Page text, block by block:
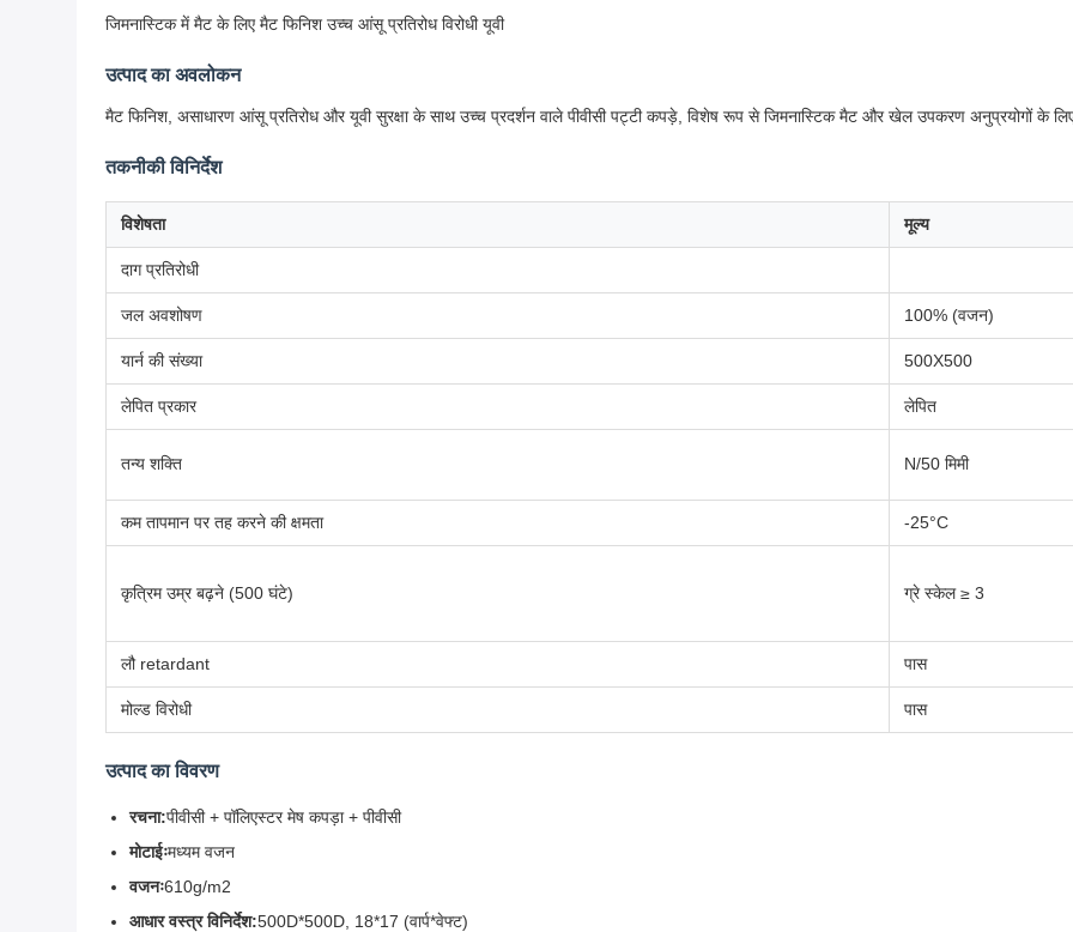
जिमनास्टिक में मैट के लिए मैट फिनिश उच्च आंसू प्रतिरोध विरोधी यूवी
उत्पाद का अवलोकन
मैट फिनिश, असाधारण आंसू प्रतिरोध और यूवी सुरक्षा के साथ उच्च प्रदर्शन वाले पीवीसी पट्टी कपड़े, विशेष रूप से जिमनास्टिक मैट और खेल उपकरण अनुप्रयोगों के
तकनीकी विनिर्देश
विशेषता मूल्य
दाग प्रतिरोधी
जल अवशोषण 100% (वजन)
यार्न की संख्या 500X500
लेपित प्रकार लेपित
तन्य शक्ति N/50 मिमी
कम तापमान पर तह करने की क्षमता -25°C
कृत्रिम उम्र बढ़ने (500 घंटे) ग्रे स्केल ≥ 3
लौ retardant पास
मोल्ड विरोधी पास
उत्पाद का विवरण
रचना:पीवीसी + पॉलिएस्टर मेष कपड़ा + पीवीसी
मोटाईःमध्यम वजन
वजनः610g/m2
आधार वस्त्र विनिर्देश:500D*500D, 18*17 (वार्प*वेफ्ट)